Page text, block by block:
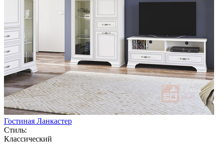
Гостиная Ланкастер
Стиль:
Классический